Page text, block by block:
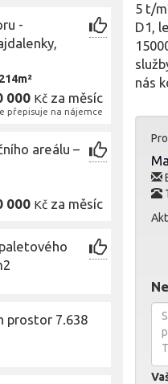
-
214m²
000 Kč za měsíc
přepisuje na nájemce
areálu –
000 Kč za měsíc
prostor 7.638
5 t/
D1,
nás